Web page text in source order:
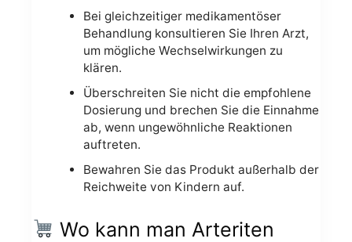
Bei gleichzeitiger medikamentöser
Behandlung konsultieren Sie Ihren Arzt,
um mögliche Wechselwirkungen zu
klären.
Überschreiten Sie nicht die empfohlene
Dosierung und brechen Sie die Einnahme
ab, wenn ungewöhnliche Reaktionen
auftreten.
Bewahren Sie das Produkt außerhalb der
Reichweite von Kindern auf.
Wo kann man Arteriten